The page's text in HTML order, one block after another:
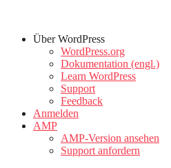
Über WordPress
WordPress.org
Dokumentation (engl.)
Learn WordPress
Support
Feedback
Anmelden
AMP
AMP-Version ansehen
Support anfordern